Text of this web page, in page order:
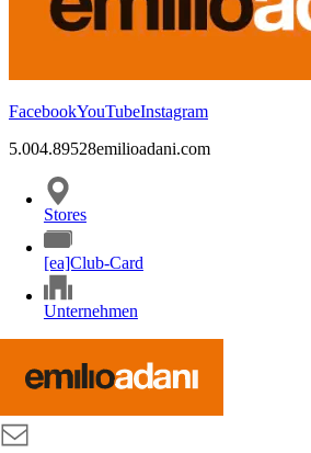
FacebookYouTubeInstagram
5.004.89528emilioadani.com
Stores
[ea]Club-Card
Unternehmen